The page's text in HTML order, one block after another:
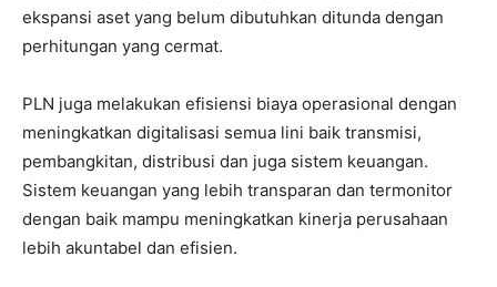
ekspansi aset yang belum dibutuhkan ditunda dengan
perhitungan yang cermat.
PLN juga melakukan efisiensi biaya operasional dengan
meningkatkan digitalisasi semua lini baik transmisi,
pembangkitan, distribusi dan juga sistem keuangan.
Sistem keuangan yang lebih transparan dan termonitor
dengan baik mampu meningkatkan kinerja perusahaan
lebih akuntabel dan efisien.